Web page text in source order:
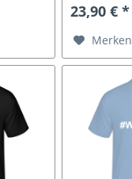
23,90 € *
Merken